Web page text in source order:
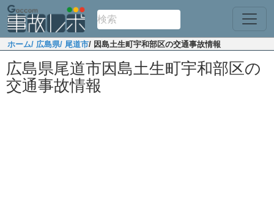
ホーム/ 広島県/ 尾道市/ 因島土生町宇和部区の交通事故情報
広島県尾道市因島土生町宇和部区の
交通事故情報